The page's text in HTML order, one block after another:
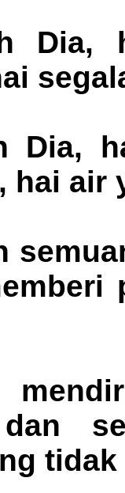
Dia,
Dia,
hai air